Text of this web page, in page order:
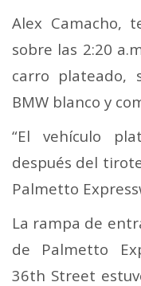
Alex Camacho,
sobre las 2:20
carro plateado,
BMW blanco y
“El vehículo
después del
Palmetto
La rampa de
de Palmetto
36th Street